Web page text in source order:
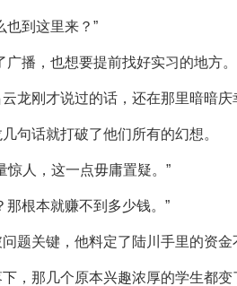
也到这里来？”
广播，也想要提前找好实习的地方。
龙刚才说过的话，还在那里暗暗庆
句话就打破了他们所有的幻想。
惊人，这一点毋庸置疑。”
那根本就赚不到多少钱。”
题关键，他料定了陆川手里的资
，那几个原本兴趣浓厚的学生都变